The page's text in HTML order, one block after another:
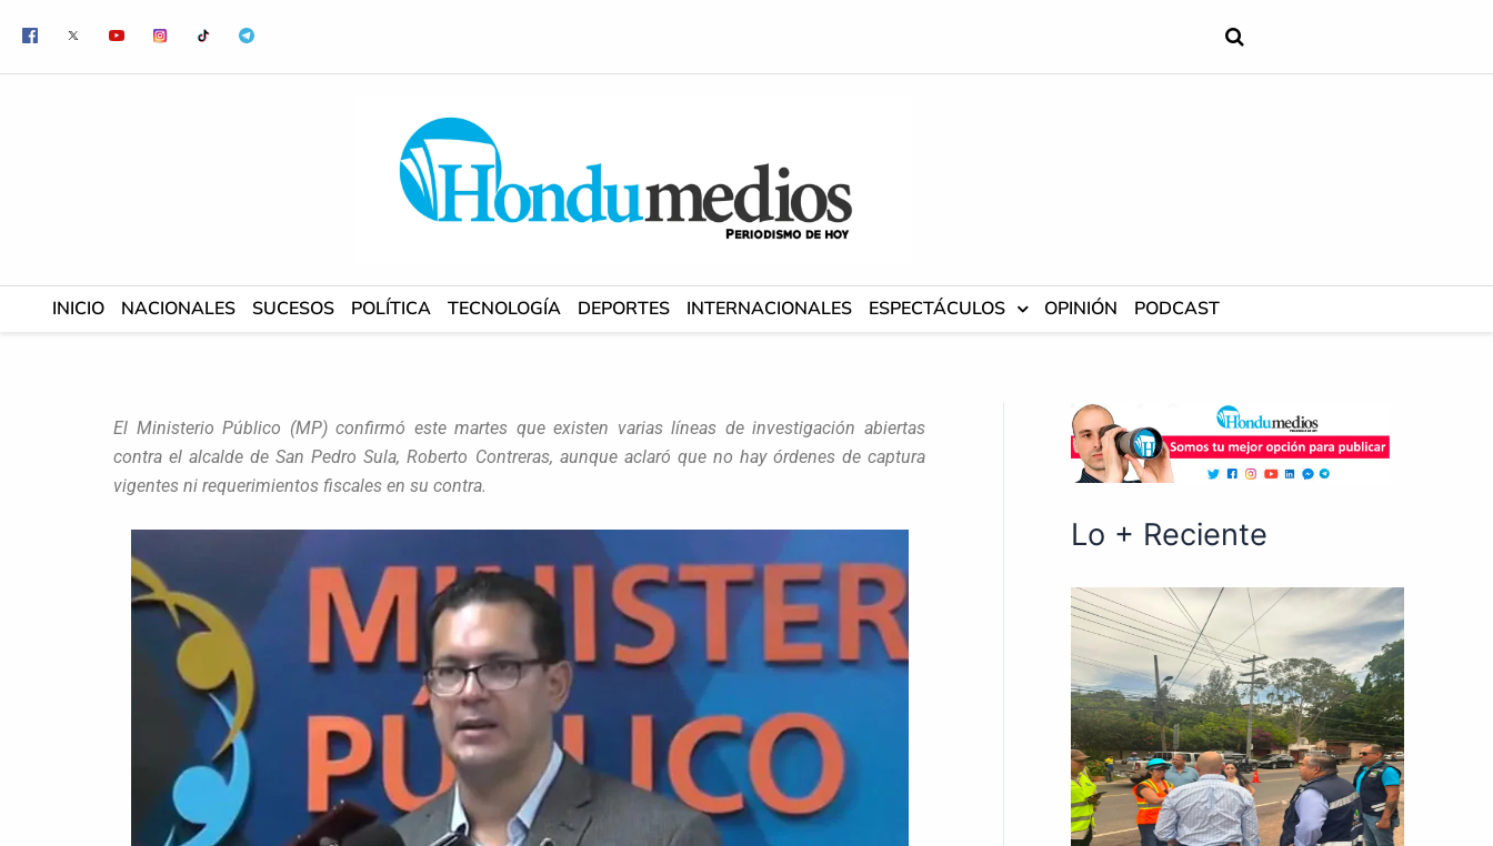
contenido
INICIO NACIONALES SUCESOS POLÍTICA TECNOLOGÍA DEPORTES INTERNACIONALES ESPECTÁCULOS OPINIÓN PODCAST
El Ministerio Público (MP) confirmó este martes que existen varias líneas de investigación abiertas
contra el alcalde de San Pedro Sula, Roberto Contreras, aunque aclaró que no hay órdenes de captura
vigentes ni requerimientos fiscales en su contra.
Lo + Reciente